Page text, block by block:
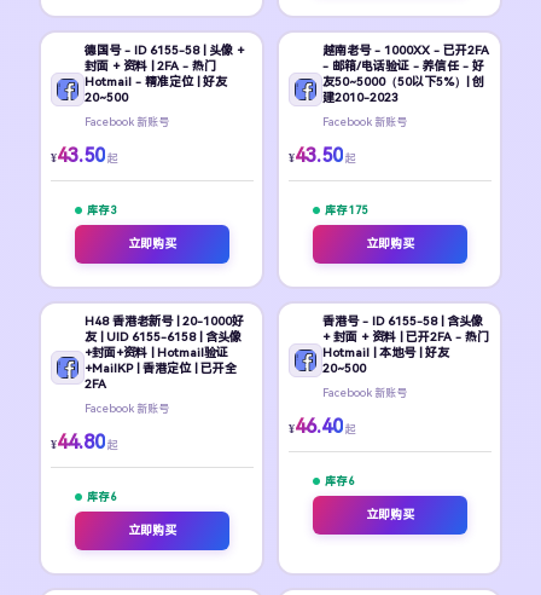
德国号 - ID 6155-58 | 头像 +
封面 + 资料 | 2FA - 热门
Hotmail - 精准定位 | 好友
20~500
Facebook 新账号
¥43.50 起
库存 3
立即购买
越南老号 - 1000XX - 已开2FA
- 邮箱/电话验证 - 养信任 - 好
友50~5000（50以下5%）| 创
建2010-2023
Facebook 新账号
¥43.50 起
库存 175
立即购买
H48 香港老新号 | 20-1000好
友 | UID 6155-6158 | 含头像
+封面+资料 | Hotmail验证
+MailKP | 香港定位 | 已开全
2FA
Facebook 新账号
¥44.80 起
库存 6
立即购买
香港号 - ID 6155-58 | 含头像
+ 封面 + 资料 | 已开2FA - 热门
Hotmail | 本地号 | 好友
20~500
Facebook 新账号
¥46.40 起
库存 6
立即购买